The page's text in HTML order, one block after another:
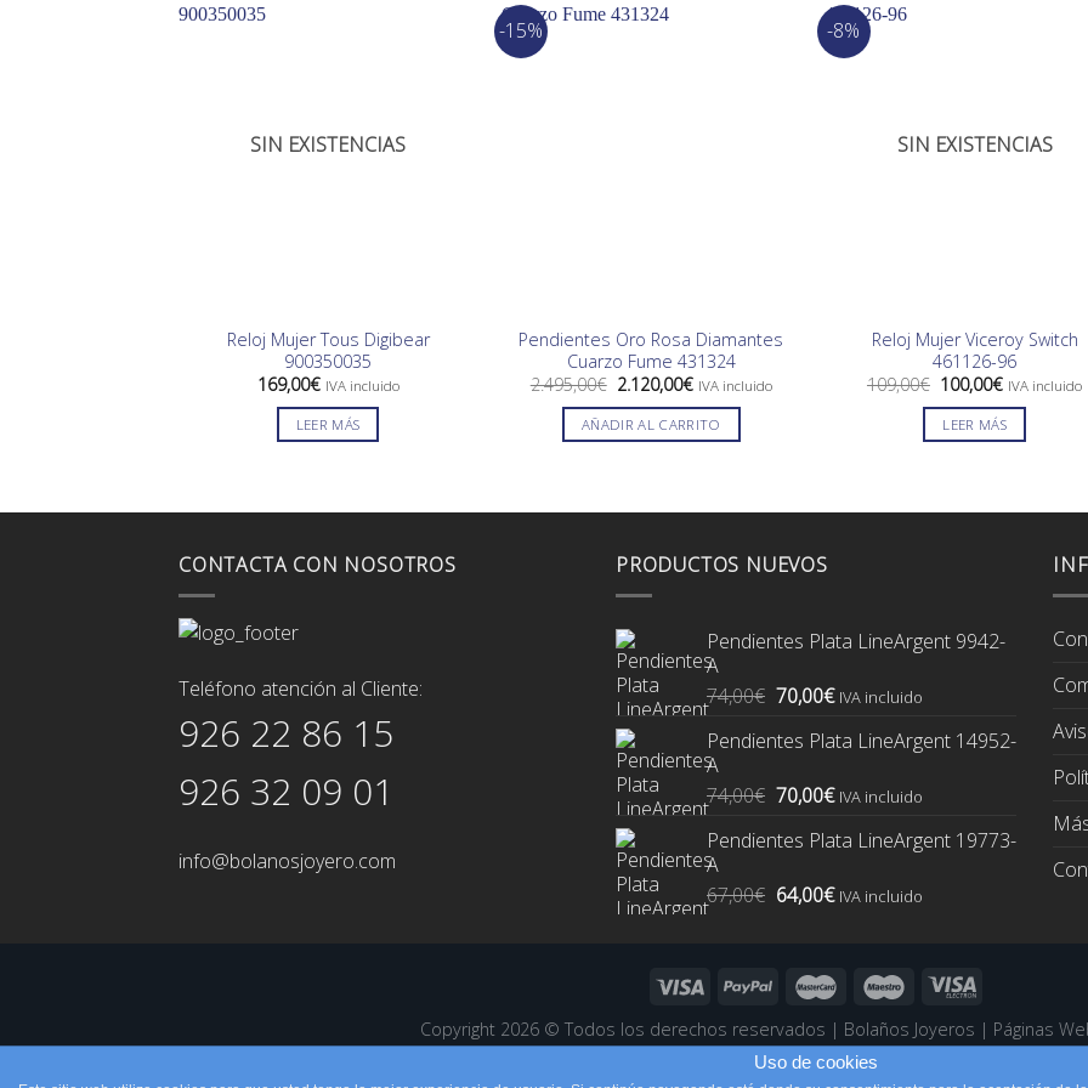
SIN EXISTENCIAS
Reloj Mujer Tous Digibear
900350035
169,00€ IVA incluido
LEER MÁS
-15%
Pendientes Oro Rosa Diamantes
Cuarzo Fume 431324
2.495,00€ El
precio
original
era:
2.120,00€El
actual
es:
IVA incluido
AÑADIR AL CARRITO
-8%
SIN EXISTENCIAS
Reloj Mujer Viceroy Switch
461126-96
109,00€ El
precio
original
era:
100,00€El
actual
es:
IVA incluido
LEER MÁS
CONTACTA CON NOSOTROS
Teléfono atención al Cliente:
926 22 86 15
926 32 09 01
info@bolanosjoyero.com
PRODUCTOS NUEVOS
Pendientes Plata LineArgent 9942-
A
74,00€ El
original
74,00€.
70,00€El
actual
70,00€.
IVA incluido
Pendientes Plata LineArgent 14952-
A
74,00€ El
original
74,00€.
70,00€El
actual
70,00€.
IVA incluido
Pendientes Plata LineArgent 19773-
A
67,00€ El
era:
67,00€.
64,00€El
64,00€.
IVA incluido
Copyright 2026 © Todos los derechos reservados | Bolaños Joyeros | Páginas
Uso de cookies